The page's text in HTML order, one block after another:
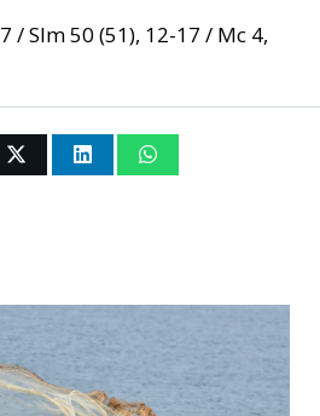
/ Slm 50 (51), 12-17 / Mc 4,